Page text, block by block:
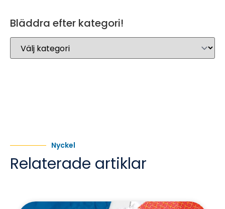
Bläddra efter kategori!
Nyckel
Relaterade artiklar